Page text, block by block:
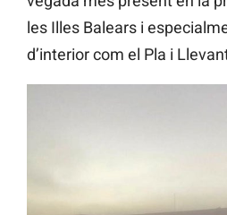
les Illes Balears i
d’interior com el Pla i